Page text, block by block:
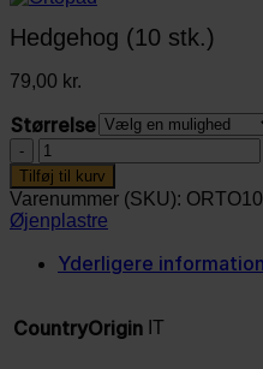
Hedgehog (10 stk.)
79,00 kr.
Størrelse
Hedgehog
(10
stk.)
antal
Tilføj til kurv
Varenummer (SKU):
Øjenplastre
Yderligere information
CountryOrigin IT